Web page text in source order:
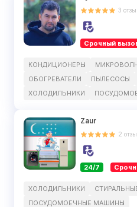
3
Срочный
КОНДИЦИОНЕРЫ
ОБОГРЕВАТЕЛИ
ПЫЛЕСОСЫ
ХОЛОДИЛЬНИКИ
Zaur
2
24/7
ХОЛОДИЛЬНИКИ
ПОСУДОМОЕЧНЫЕ МАШИНЫ